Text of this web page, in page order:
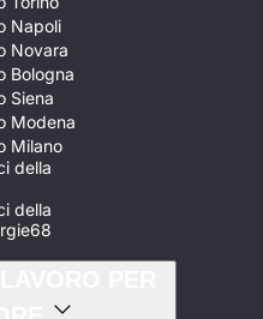
Napoli
Novara
Bologna
Siena
Modena
Milano
della
della